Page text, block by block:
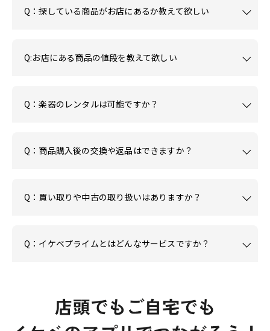
Q：探している商品がお店にあるか教えて欲しい
Q:お店にある商品の値段を教えて欲しい
Q：楽器のレンタルは可能ですか？
Q：商品購入後の交換や返品はできますか？
Q：買い取りや中古の取り扱いはありますか？
Q：イケベプライムとはどんなサービスですか？